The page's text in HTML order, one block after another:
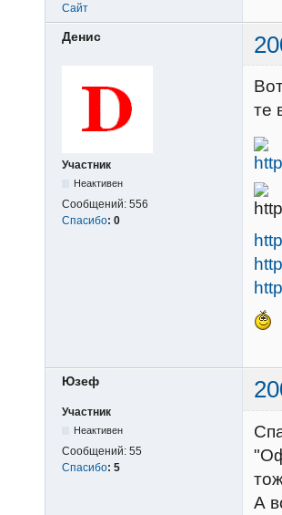
Сайт
Денис
Участник
Неактивен
Сообщений: 556
Спасибо: 0
те
Юзеф
Участник
Неактивен
Сообщений: 55
Спасибо: 5
А